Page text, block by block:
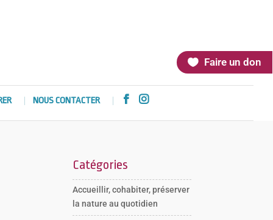
Faire un don
NOUS CONTACTER  
Catégories
Accueillir, cohabiter, préserver
la nature au quotidien